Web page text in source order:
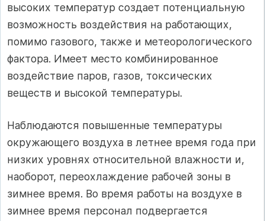
высоких температур создает потенциальную
возможность воздействия на работающих,
помимо газового, также и метеорологического
фактора. Имеет место комбинированное
воздействие паров, газов, токсических
веществ и высокой температуры.
Наблюдаются повышенные температуры
окружающего воздуха в летнее время года при
низких уровнях относительной влажности и,
наоборот, переохлаждение рабочей зоны в
зимнее время. Во время работы на воздухе в
зимнее время персонал подвергается